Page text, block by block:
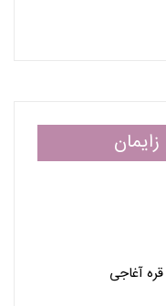
آغاجی